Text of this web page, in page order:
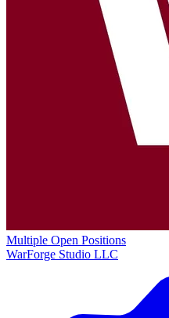
Multiple Open Positions
WarForge Studio LLC